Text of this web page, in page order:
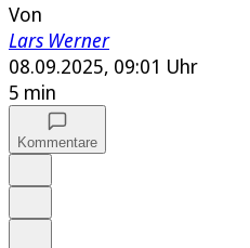
Von
Lars Werner
08.09.2025, 09:01 Uhr
5 min
Kommentare